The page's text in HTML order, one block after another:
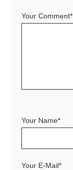
Your Comment*
Your Name*
Your E-Mail*